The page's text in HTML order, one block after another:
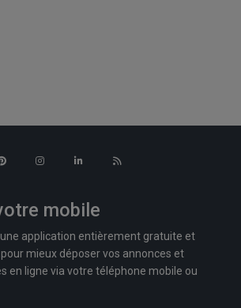
mobile
application entièrement gratuite et
mieux déposer vos annonces et
en ligne via votre téléphone mobile ou